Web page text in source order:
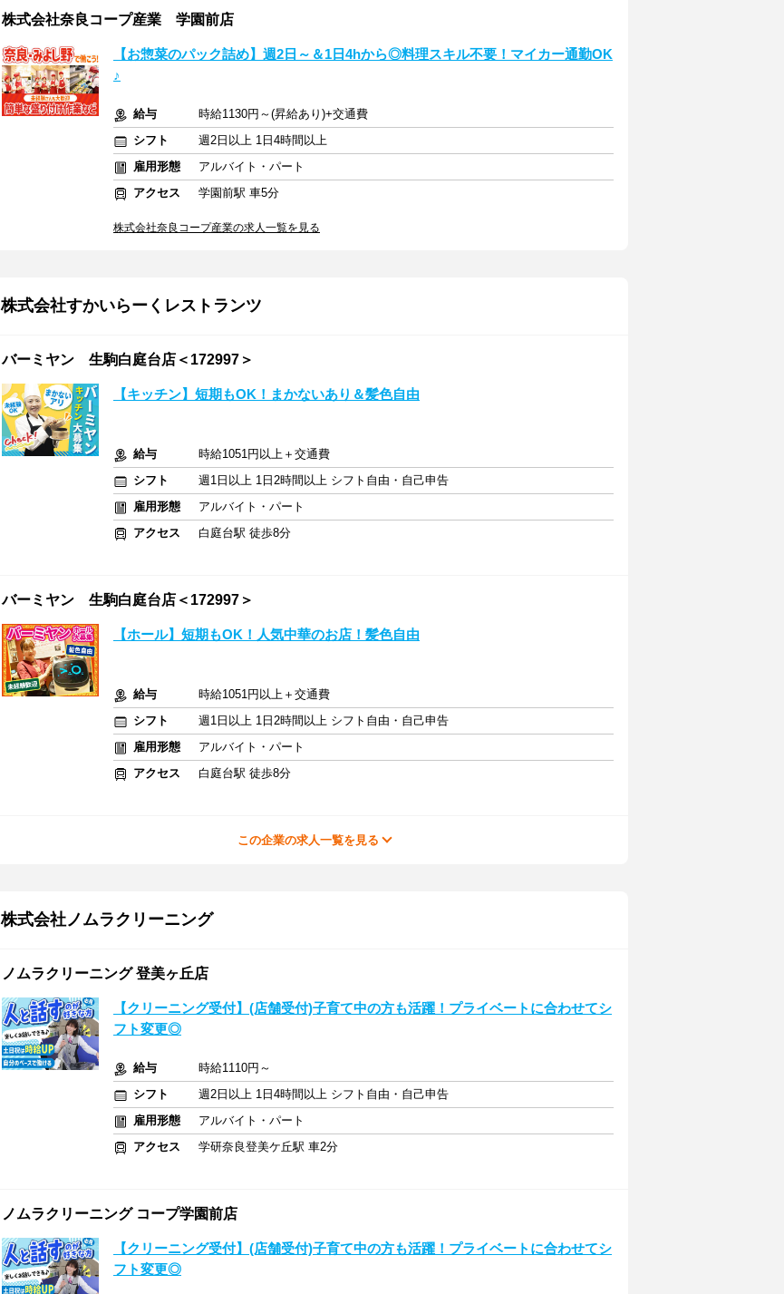
株式会社奈良コープ産業 学園前店
【お惣菜のパック詰め】週2日～＆1日4hから◎料理スキル不要！マイカー通勤OK
♪
給与
時給1130円～(昇給あり)+交通費
シフト
週2日以上 1日4時間以上
雇用形態
アルバイト・パート
アクセス
学園前駅 車5分
株式会社奈良コープ産業の求人一覧を見る
株式会社すかいらーくレストランツ
バーミヤン 生駒白庭台店＜172997＞
【キッチン】短期もOK！まかないあり＆髪色自由
給与
時給1051円以上＋交通費
シフト
週1日以上 1日2時間以上 シフト自由・自己申告
雇用形態
アルバイト・パート
アクセス
白庭台駅 徒歩8分
バーミヤン 生駒白庭台店＜172997＞
【ホール】短期もOK！人気中華のお店！髪色自由
給与
時給1051円以上＋交通費
シフト
週1日以上 1日2時間以上 シフト自由・自己申告
雇用形態
アルバイト・パート
アクセス
白庭台駅 徒歩8分
この企業の求人一覧を見る
株式会社ノムラクリーニング
ノムラクリーニング 登美ヶ丘店
【クリーニング受付】(店舗受付)子育て中の方も活躍！プライベートに合わせてシ
フト変更◎
給与
時給1110円～
シフト
週2日以上 1日4時間以上 シフト自由・自己申告
雇用形態
アルバイト・パート
アクセス
学研奈良登美ケ丘駅 車2分
ノムラクリーニング コープ学園前店
【クリーニング受付】(店舗受付)子育て中の方も活躍！プライベートに合わせてシ
フト変更◎